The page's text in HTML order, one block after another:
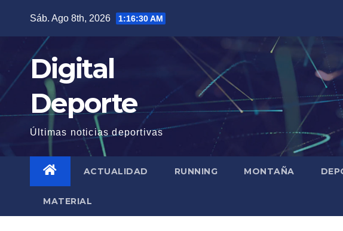
contenido
Sáb. Ago 8th, 2026 1:16:31 AM
Digital
Deporte
Últimas noticias deportivas
ACTUALIDAD RUNNING MONTAÑA
MATERIAL